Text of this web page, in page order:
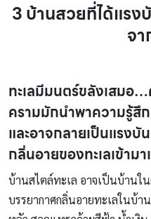
3 บ้านสวยที่ได้แรง
จา
ทะเลมีมนตร์ขลังเสมอ
ครามมักนำพาความรู้สึ
และอาจกลายเป็นแรงบั
กลิ่นอายของทะเลเข้า
บ้านสไตล์ทะเล อาจเป็นบ้านใ
บรรยากาศกลิ่นอายทะเลในบ้า